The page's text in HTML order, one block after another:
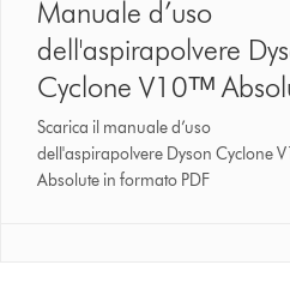
Manuale d’uso
dell'aspirapolvere
Cyclone V10ᵀᴹ
Scarica il manuale d’uso
dell'aspirapolvere Dyson Cyclone
Absolute in formato PDF